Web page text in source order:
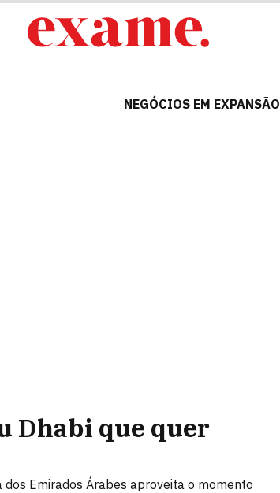
NEGÓCIOS EM EXPANSÃO
Dhabi que quer
Emirados Árabes aproveita o momento